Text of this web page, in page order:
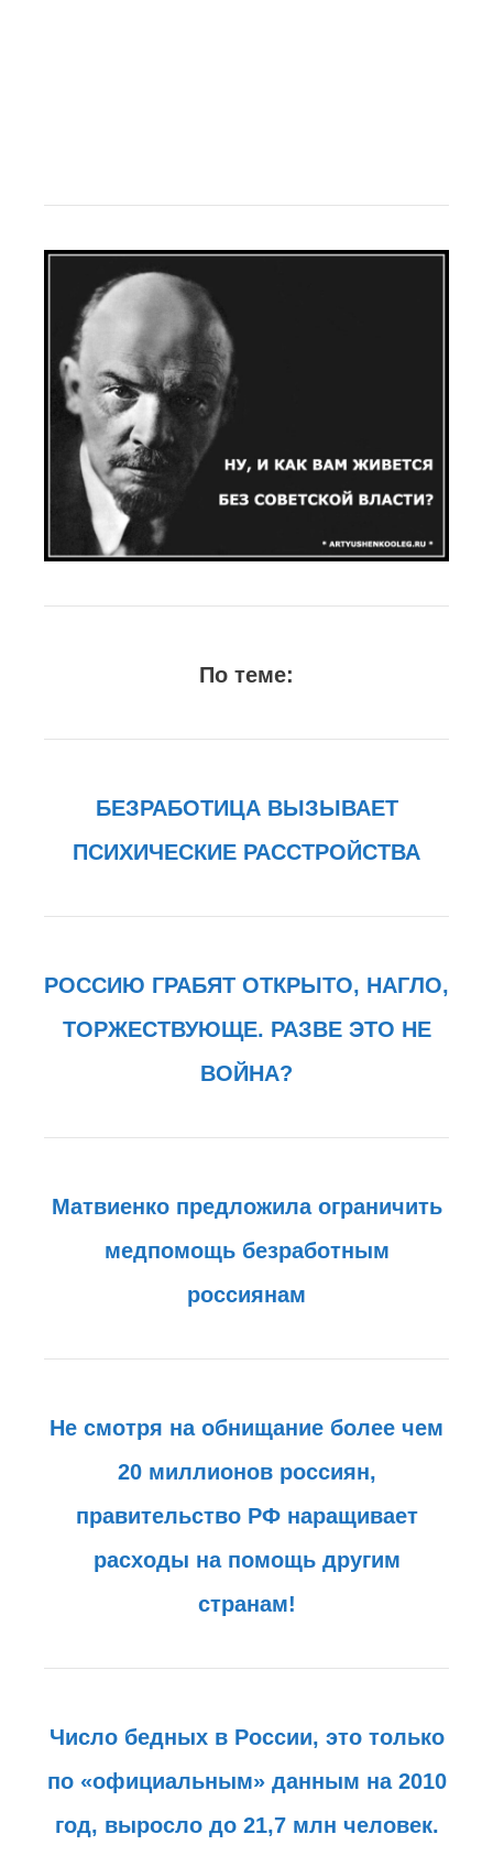
По теме:
БЕЗРАБОТИЦА ВЫЗЫВАЕТ
ПСИХИЧЕСКИЕ РАССТРОЙСТВА
РОССИЮ ГРАБЯТ ОТКРЫТО, НАГЛО,
ТОРЖЕСТВУЮЩЕ. РАЗВЕ ЭТО НЕ
ВОЙНА?
Матвиенко предложила ограничить
медпомощь безработным
россиянам
Не смотря на обнищание более чем
20 миллионов россиян,
правительство РФ наращивает
расходы на помощь другим
странам!
Число бедных в России, это только
по «официальным» данным на 2010
год, выросло до 21,7 млн человек.